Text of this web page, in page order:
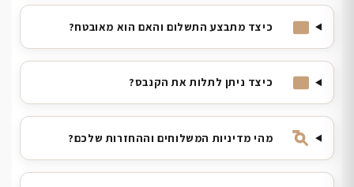
כיצד מתבצע התשלום והאם הוא מאובטח?
כיצד ניתן לתלות את הקנבס?
מהי מדיניות המשלוחים וההחזרות שלכם?